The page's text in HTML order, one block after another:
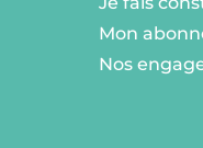
Mon
Nos